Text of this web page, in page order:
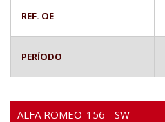
REF. OE
PERÍODO
ALFA ROMEO-156 - SW